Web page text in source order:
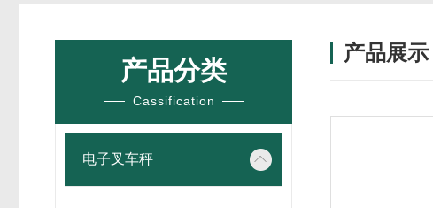
产品分类
Cassification
电子叉车秤
产品展示